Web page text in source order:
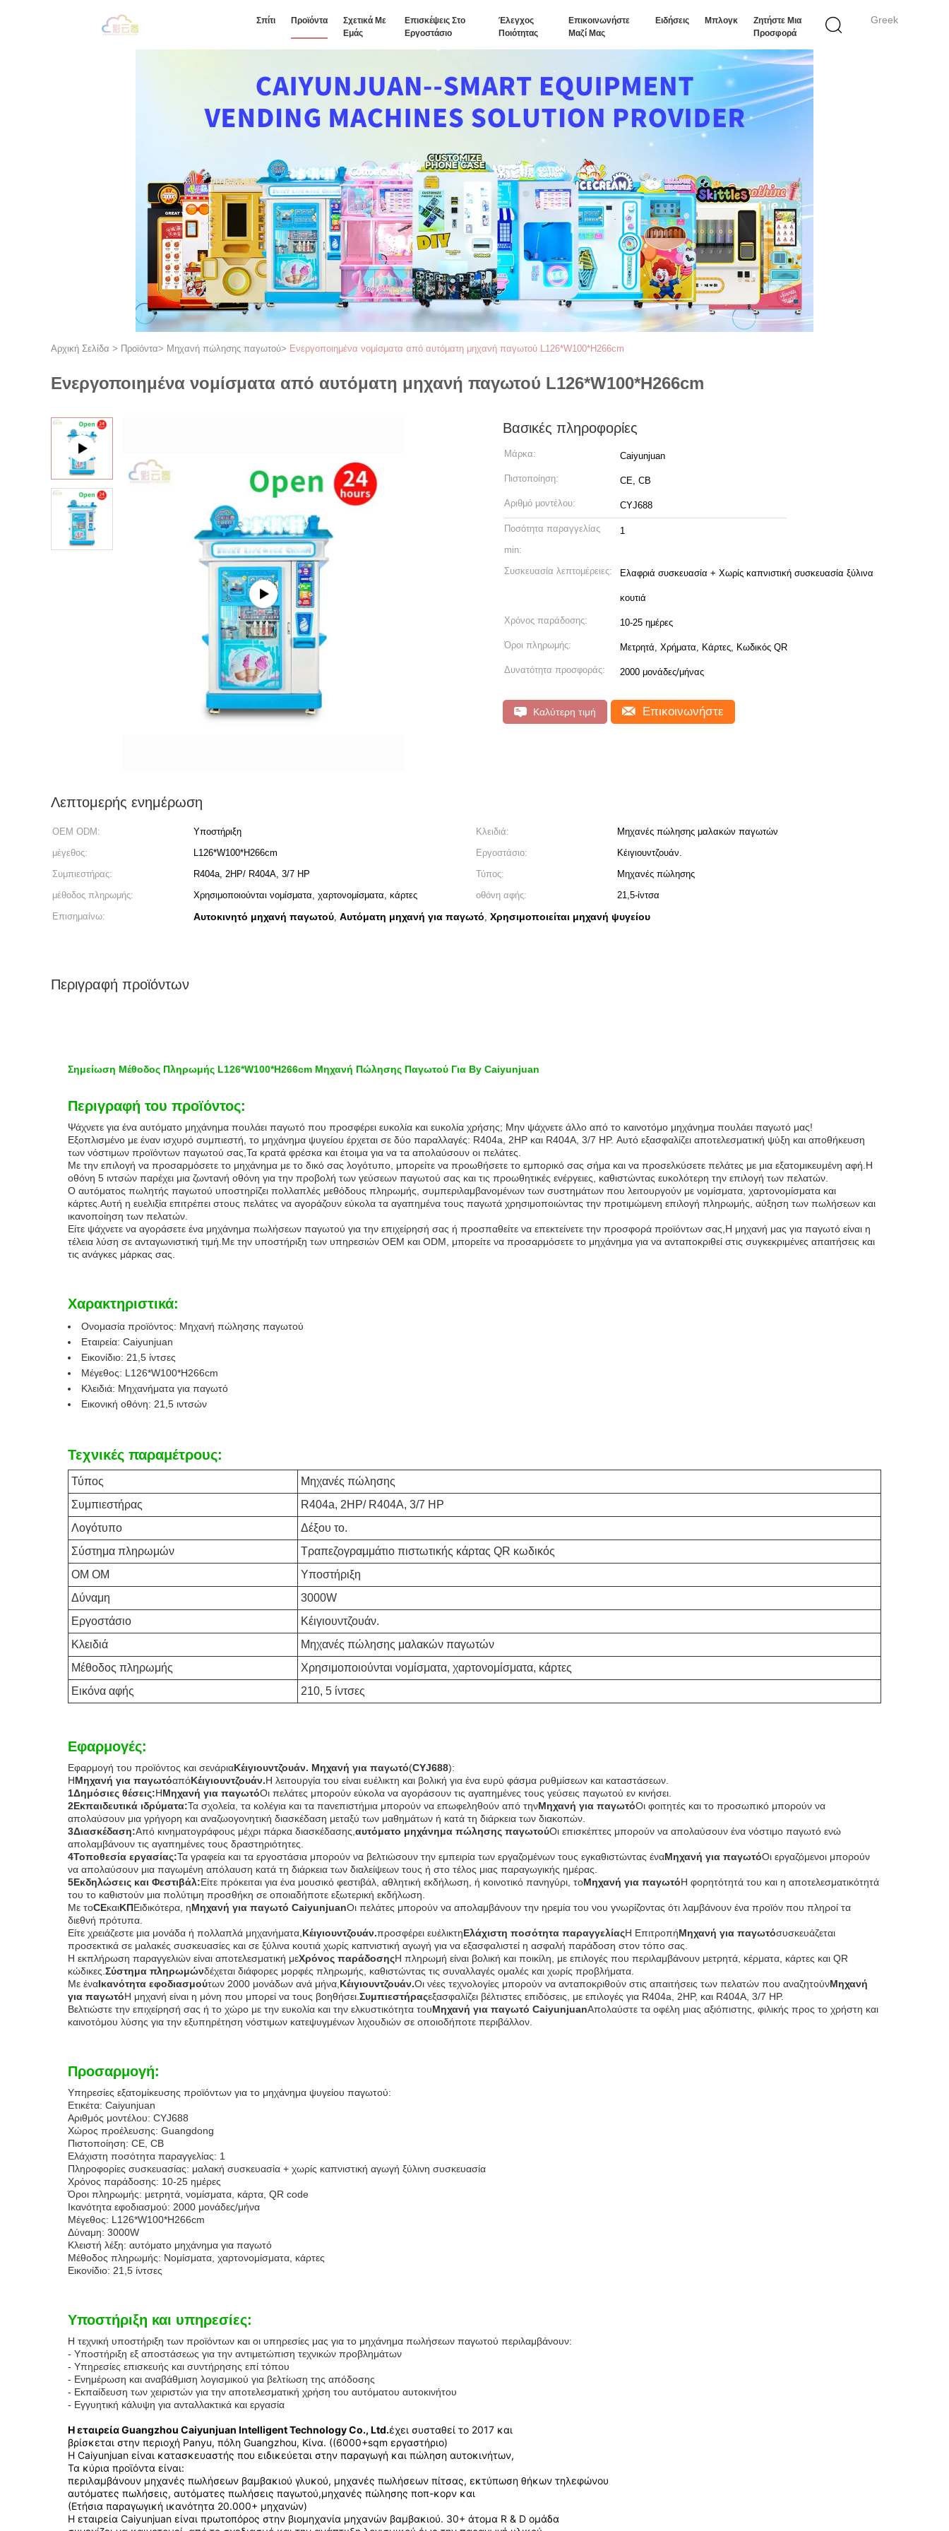
Greek
Σπίτι Προϊόντα
Σχετικά Με
Εμάς
Επισκέψεις Στο
Εργοστάσιο
Έλεγχος
Ποιότητας
Επικοινωνήστε
Μαζί Μας
Ειδήσεις Μπλογκ
Ζητήστε Μια
Προσφορά
Αρχική Σελίδα > Προϊόντα> Μηχανή πώλησης παγωτού> Ενεργοποιημένα νομίσματα από αυτόματη μηχανή παγωτού L126*W100*H266cm
Ενεργοποιημένα νομίσματα από αυτόματη μηχανή παγωτού L126*W100*H266cm
Βασικές πληροφορίες
Μάρκα: Caiyunjuan
Πιστοποίηση: CE, CB
Αριθμό μοντέλου: CYJ688
Ποσότητα παραγγελίας
min:
1
Συσκευασία λεπτομέρειες: Ελαφριά συσκευασία + Χωρίς καπνιστική συσκευασία ξύλινα
κουτιά
Χρόνος παράδοσης: 10-25 ημέρες
Όροι πληρωμής: Μετρητά, Χρήματα, Κάρτες, Κωδικός QR
Δυνατότητα προσφοράς: 2000 μονάδες/μήνας
Καλύτερη τιμή Επικοινωνήστε
Λεπτομερής ενημέρωση
OEM ODM: Υποστήριξη Κλειδιά:
Μηχανές πώλησης μαλακών παγωτών
μέγεθος:
L126*W100*H266cm Εργοστάσιο:
Κέιγιουντζουάν.
Συμπιεστήρας:
R404a, 2HP/ R404A, 3/7 HP Τύπος:
Μηχανές πώλησης
μέθοδος πληρωμής:
Χρησιμοποιούνται νομίσματα, χαρτονομίσματα, κάρτες οθόνη αφής:
21,5-ίντσα
Επισημαίνω:
Αυτοκινητό μηχανή παγωτού, Αυτόματη μηχανή για παγωτό, Χρησιμοποιείται μηχανή ψυγείου
Περιγραφή προϊόντων
Σημείωση Μέθοδος Πληρωμής L126*W100*H266cm Μηχανή Πώλησης Παγωτού Για By Caiyunjuan
Περιγραφή του προϊόντος:
Ψάχνετε για ένα αυτόματο μηχάνημα πουλάει παγωτό που προσφέρει ευκολία και ευκολία χρήσης; Μην ψάχνετε άλλο από το καινοτόμο μηχάνημα πουλάει παγωτό μας!
Εξοπλισμένο με έναν ισχυρό συμπιεστή, το μηχάνημα ψυγείου έρχεται σε δύο παραλλαγές: R404a, 2HP και R404A, 3/7 HP. Αυτό εξασφαλίζει αποτελεσματική ψύξη και αποθήκευση
των νόστιμων προϊόντων παγωτού σας,Τα κρατά φρέσκα και έτοιμα για να τα απολαύσουν οι πελάτες.
Με την επιλογή να προσαρμόσετε το μηχάνημα με το δικό σας λογότυπο, μπορείτε να προωθήσετε το εμπορικό σας σήμα και να προσελκύσετε πελάτες με μια εξατομικευμένη αφή.Η
οθόνη 5 ιντσών παρέχει μια ζωντανή οθόνη για την προβολή των γεύσεων παγωτού σας και τις προωθητικές ενέργειες, καθιστώντας ευκολότερη την επιλογή των πελατών.
Ο αυτόματος πωλητής παγωτού υποστηρίζει πολλαπλές μεθόδους πληρωμής, συμπεριλαμβανομένων των συστημάτων που λειτουργούν με νομίσματα, χαρτονομίσματα και
κάρτες.Αυτή η ευελιξία επιτρέπει στους πελάτες να αγοράζουν εύκολα τα αγαπημένα τους παγωτά χρησιμοποιώντας την προτιμώμενη επιλογή πληρωμής, αύξηση των πωλήσεων και
ικανοποίηση των πελατών.
Είτε ψάχνετε να αγοράσετε ένα μηχάνημα πωλήσεων παγωτού για την επιχείρησή σας ή προσπαθείτε να επεκτείνετε την προσφορά προϊόντων σας,Η μηχανή μας για παγωτό είναι η
τέλεια λύση σε ανταγωνιστική τιμή.Με την υποστήριξη των υπηρεσιών OEM και ODM, μπορείτε να προσαρμόσετε το μηχάνημα για να ανταποκριθεί στις συγκεκριμένες απαιτήσεις και
τις ανάγκες μάρκας σας.
Χαρακτηριστικά:
Ονομασία προϊόντος: Μηχανή πώλησης παγωτού
Εταιρεία: Caiyunjuan
Εικονίδιο: 21,5 ίντσες
Μέγεθος: L126*W100*H266cm
Κλειδιά: Μηχανήματα για παγωτό
Εικονική οθόνη: 21,5 ιντσών
Τεχνικές παραμέτρους:
Τύπος
Μηχανές πώλησης
Συμπιεστήρας
R404a, 2HP/ R404A, 3/7 HP
Λογότυπο
Δέξου το.
Σύστημα πληρωμών
Τραπεζογραμμάτιο πιστωτικής κάρτας QR κωδικός
ΟΜ ΟΜ
Υποστήριξη
Δύναμη
3000W
Εργοστάσιο
Κέιγιουντζουάν.
Κλειδιά
Μηχανές πώλησης μαλακών παγωτών
Μέθοδος πληρωμής
Χρησιμοποιούνται νομίσματα, χαρτονομίσματα, κάρτες
Εικόνα αφής
210, 5 ίντσες
Εφαρμογές:
Εφαρμογή του προϊόντος και σενάριαΚέιγιουντζουάν. Μηχανή για παγωτό(CYJ688):
ΗΜηχανή για παγωτόαπόΚέιγιουντζουάν.Η λειτουργία του είναι ευέλικτη και βολική για ένα ευρύ φάσμα ρυθμίσεων και καταστάσεων.
1Δημόσιες θέσεις:ΗΜηχανή για παγωτόΟι πελάτες μπορούν εύκολα να αγοράσουν τις αγαπημένες τους γεύσεις παγωτού εν κινήσει.
2Εκπαιδευτικά ιδρύματα:Τα σχολεία, τα κολέγια και τα πανεπιστήμια μπορούν να επωφεληθούν από τηνΜηχανή για παγωτόΟι φοιτητές και το προσωπικό μπορούν να
απολαύσουν μια γρήγορη και αναζωογονητική διασκέδαση μεταξύ των μαθημάτων ή κατά τη διάρκεια των διακοπών.
3Διασκέδαση:Από κινηματογράφους μέχρι πάρκα διασκέδασης, αυτόματο μηχάνημα πώλησης παγωτούΟι επισκέπτες μπορούν να απολαύσουν ένα νόστιμο παγωτό ενώ
απολαμβάνουν τις αγαπημένες τους δραστηριότητες.
4Τοποθεσία εργασίας:Τα γραφεία και τα εργοστάσια μπορούν να βελτιώσουν την εμπειρία των εργαζομένων τους εγκαθιστώντας έναΜηχανή για παγωτόΟι εργαζόμενοι μπορούν
να απολαύσουν μια παγωμένη απόλαυση κατά τη διάρκεια των διαλείψεων τους ή στο τέλος μιας παραγωγικής ημέρας.
5Εκδηλώσεις και Φεστιβάλ:Είτε πρόκειται για ένα μουσικό φεστιβάλ, αθλητική εκδήλωση, ή κοινοτικό πανηγύρι, τοΜηχανή για παγωτόΗ φορητότητά του και η αποτελεσματικότητά
του το καθιστούν μια πολύτιμη προσθήκη σε οποιαδήποτε εξωτερική εκδήλωση.
Με τοCEκαιΚΠΕιδικότερα, ηΜηχανή για παγωτό CaiyunjuanΟι πελάτες μπορούν να απολαμβάνουν την ηρεμία του νου γνωρίζοντας ότι λαμβάνουν ένα προϊόν που πληροί τα
διεθνή πρότυπα.
Είτε χρειάζεστε μια μονάδα ή πολλαπλά μηχανήματα, Κέιγιουντζουάν.προσφέρει ευέλικτηΕλάχιστη ποσότητα παραγγελίαςΗ ΕπιτροπήΜηχανή για παγωτόσυσκευάζεται
προσεκτικά σε μαλακές συσκευασίες και σε ξύλινα κουτιά χωρίς καπνιστική αγωγή για να εξασφαλιστεί η ασφαλή παράδοση στον τόπο σας.
Η εκπλήρωση παραγγελιών είναι αποτελεσματική μεΧρόνος παράδοσηςΗ πληρωμή είναι βολική και ποικίλη, με επιλογές που περιλαμβάνουν μετρητά, κέρματα, κάρτες και QR
κώδικες. Σύστημα πληρωμώνδέχεται διάφορες μορφές πληρωμής, καθιστώντας τις συναλλαγές ομαλές και χωρίς προβλήματα.
Με έναΙκανότητα εφοδιασμούτων 2000 μονάδων ανά μήνα, Κέιγιουντζουάν.Οι νέες τεχνολογίες μπορούν να ανταποκριθούν στις απαιτήσεις των πελατών που αναζητούνΜηχανή
για παγωτόΗ μηχανή είναι η μόνη που μπορεί να τους βοηθήσει. Συμπιεστήραςεξασφαλίζει βέλτιστες επιδόσεις, με επιλογές για R404a, 2HP, και R404A, 3/7 HP.
Βελτιώστε την επιχείρησή σας ή το χώρο με την ευκολία και την ελκυστικότητα τουΜηχανή για παγωτό CaiyunjuanΑπολαύστε τα οφέλη μιας αξιόπιστης, φιλικής προς το χρήστη και
καινοτόμου λύσης για την εξυπηρέτηση νόστιμων κατεψυγμένων λιχουδιών σε οποιοδήποτε περιβάλλον.
Προσαρμογή:
Υπηρεσίες εξατομίκευσης προϊόντων για το μηχάνημα ψυγείου παγωτού:
Ετικέτα: Caiyunjuan
Αριθμός μοντέλου: CYJ688
Χώρος προέλευσης: Guangdong
Πιστοποίηση: CE, CB
Ελάχιστη ποσότητα παραγγελίας: 1
Πληροφορίες συσκευασίας: μαλακή συσκευασία + χωρίς καπνιστική αγωγή ξύλινη συσκευασία
Χρόνος παράδοσης: 10-25 ημέρες
Όροι πληρωμής: μετρητά, νομίσματα, κάρτα, QR code
Ικανότητα εφοδιασμού: 2000 μονάδες/μήνα
Μέγεθος: L126*W100*H266cm
Δύναμη: 3000W
Κλειστή λέξη: αυτόματο μηχάνημα για παγωτό
Μέθοδος πληρωμής: Νομίσματα, χαρτονομίσματα, κάρτες
Εικονίδιο: 21,5 ίντσες
Υποστήριξη και υπηρεσίες:
Η τεχνική υποστήριξη των προϊόντων και οι υπηρεσίες μας για το μηχάνημα πωλήσεων παγωτού περιλαμβάνουν:
- Υποστήριξη εξ αποστάσεως για την αντιμετώπιση τεχνικών προβλημάτων
- Υπηρεσίες επισκευής και συντήρησης επί τόπου
- Ενημέρωση και αναβάθμιση λογισμικού για βελτίωση της απόδοσης
- Εκπαίδευση των χειριστών για την αποτελεσματική χρήση του αυτόματου αυτοκινήτου
- Εγγυητική κάλυψη για ανταλλακτικά και εργασία
Η εταιρεία Guangzhou Caiyunjuan Intelligent Technology Co., Ltd.έχει συσταθεί το 2017 και
βρίσκεται στην περιοχή Panyu, πόλη Guangzhou, Κίνα. ((6000+sqm εργαστήριο)
Η Caiyunjuan είναι κατασκευαστής που ειδικεύεται στην παραγωγή και πώληση αυτοκινήτων,
Τα κύρια προϊόντα είναι:
περιλαμβάνουν μηχανές πωλήσεων βαμβακιού γλυκού, μηχανές πωλήσεων πίτσας, εκτύπωση θήκων τηλεφώνου
αυτόματες πωλήσεις, αυτόματες πωλήσεις παγωτού,μηχανές πώλησης ποπ-κορν και
(Ετήσια παραγωγική ικανότητα 20.000+ μηχανών)
Η εταιρεία Caiyunjuan είναι πρωτοπόρος στην βιομηχανία μηχανών βαμβακιού. 30+ άτομα R & D ομάδα